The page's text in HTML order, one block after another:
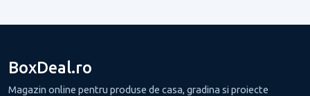
BoxDeal.ro
Magazin online pentru produse de casa, gradina si proiecte